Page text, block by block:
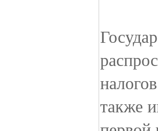
также